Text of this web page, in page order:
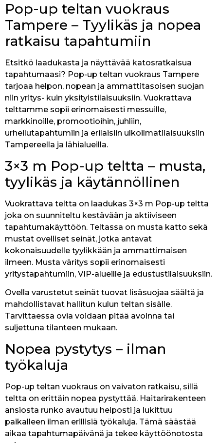
Pop-up teltan vuokraus
Tampere – Tyylikäs ja nopea
ratkaisu tapahtumiin
Etsitkö laadukasta ja näyttävää katosratkaisua
tapahtumaasi? Pop-up teltan vuokraus Tampere
tarjoaa helpon, nopean ja ammattitasoisen suojan
niin yritys- kuin yksityistilaisuuksiin. Vuokrattava
telttamme sopii erinomaisesti messuille,
markkinoille, promootioihin, juhliin,
urheilutapahtumiin ja erilaisiin ulkoilmatilaisuuksiin
Tampereella ja lähialueilla.
3×3 m Pop-up teltta – musta,
tyylikäs ja käytännöllinen
Vuokrattava teltta on laadukas 3×3 m Pop-up teltta
joka on suunniteltu kestävään ja aktiiviseen
tapahtumakäyttöön. Teltassa on musta katto sekä
mustat ovelliset seinät, jotka antavat
kokonaisuudelle tyylikkään ja ammattimaisen
ilmeen. Musta väritys sopii erinomaisesti
yritystapahtumiin, VIP-alueille ja edustustilaisuuksiin.
Ovella varustetut seinät tuovat lisäsuojaa säältä ja
mahdollistavat hallitun kulun teltan sisälle.
Tarvittaessa ovia voidaan pitää avoinna tai
suljettuna tilanteen mukaan.
Nopea pystytys – ilman
työkaluja
Pop-up teltan vuokraus on vaivaton ratkaisu, sillä
teltta on erittäin nopea pystyttää. Haitarirakenteen
ansiosta runko avautuu helposti ja lukittuu
paikalleen ilman erillisiä työkaluja. Tämä säästää
aikaa tapahtumapäivänä ja tekee käyttöönotosta